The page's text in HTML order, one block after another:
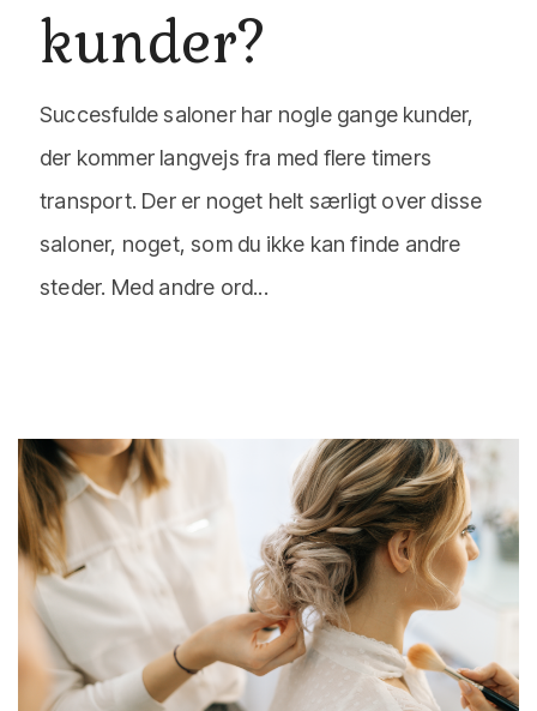
kunder?
Succesfulde saloner har nogle gange kunder,
der kommer langvejs fra med flere timers
transport. Der er noget helt særligt over disse
saloner, noget, som du ikke kan finde andre
steder. Med andre ord...